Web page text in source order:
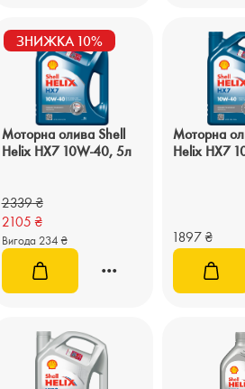
ЗНИЖКА 10%
Моторна олива Shell
Helix HX7 10W-40, 5л
2339₴
2105 ₴
Вигода 234 ₴
Моторна
Helix HX7
1897₴